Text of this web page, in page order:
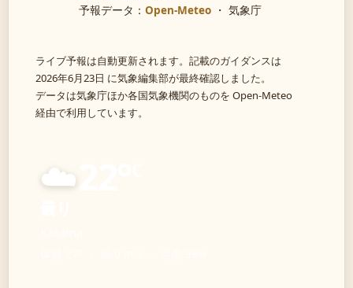
予報データ： Open-Meteo ・ 気象庁
ライブ予報は自動更新されます。記載のガイダンスは
2026年6月23日 に気象編集部が最終確認しました。
データは気象庁ほか各国気象機関のものを Open-Meteo
経由で利用しています。
☁️